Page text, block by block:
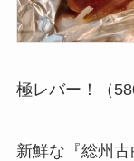
極レバー！（
新鮮な『総州